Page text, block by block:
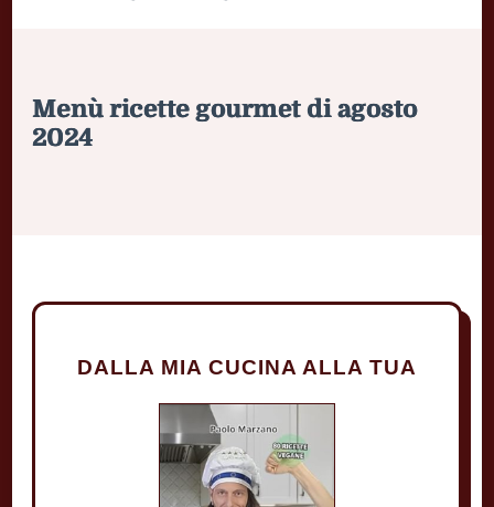
Menù ricette gourmet di agosto
2024
DALLA MIA CUCINA ALLA TUA